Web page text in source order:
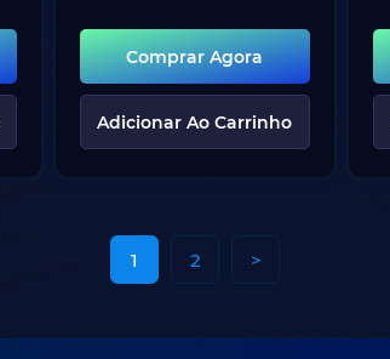
Comprar Agora
Adicionar Ao Carrinho
1 2 >